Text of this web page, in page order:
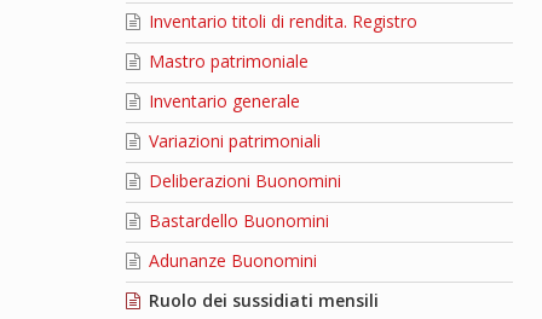
Inventario titoli di rendita. Registro
Mastro patrimoniale
Inventario generale
Variazioni patrimoniali
Deliberazioni Buonomini
Bastardello Buonomini
Adunanze Buonomini
Ruolo dei sussidiati mensili